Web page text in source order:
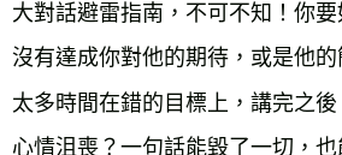
大對話避雷指南，不可不知！你
沒有達成你對他的期待，或是他
太多時間在錯的目標上，講完之
心情沮喪？一句話能毀了一切，